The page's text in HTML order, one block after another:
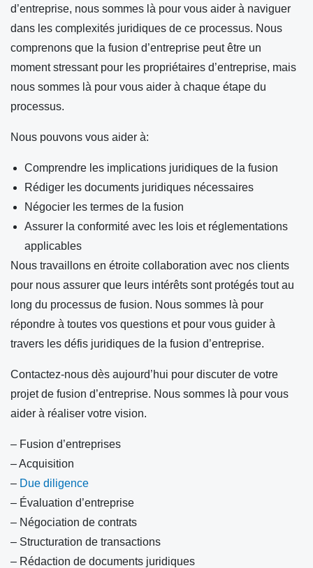
d’entreprise, nous sommes là pour vous aider à naviguer
dans les complexités juridiques de ce processus. Nous
comprenons que la fusion d’entreprise peut être un
moment stressant pour les propriétaires d’entreprise, mais
nous sommes là pour vous aider à chaque étape du
processus.
Nous pouvons vous aider à:
Comprendre les implications juridiques de la fusion
Rédiger les documents juridiques nécessaires
Négocier les termes de la fusion
Assurer la conformité avec les lois et réglementations
applicables
Nous travaillons en étroite collaboration avec nos clients
pour nous assurer que leurs intérêts sont protégés tout au
long du processus de fusion. Nous sommes là pour
répondre à toutes vos questions et pour vous guider à
travers les défis juridiques de la fusion d’entreprise.
Contactez-nous dès aujourd’hui pour discuter de votre
projet de fusion d’entreprise. Nous sommes là pour vous
aider à réaliser votre vision.
– Fusion d’entreprises
– Acquisition
– Due diligence
– Évaluation d’entreprise
– Négociation de contrats
– Structuration de transactions
– Rédaction de documents juridiques